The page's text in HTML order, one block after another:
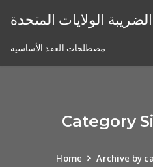
الولايات المتحدة
مصطلحات العقد الأساسية
Category
Home Archive by